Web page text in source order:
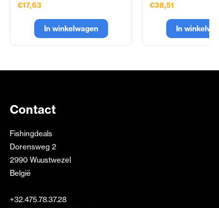
€17,63
In winkelwagen
€38,51
In
Contact
Fishingdeals
Dorensweg 2
2990 Wuustwezel
België
+32.475.78.37.28